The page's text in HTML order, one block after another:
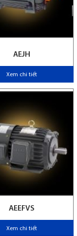
AEJH
Xem chi tiết
AEEFVS
Xem chi tiết